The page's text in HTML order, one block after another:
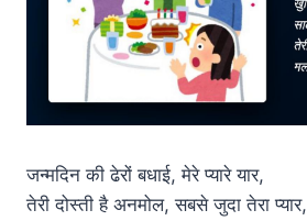
जन्मदिन की ढेरों बधाई, मेरे प्यारे यार,
तेरी दोस्ती है अनमोल, सबसे जुदा तेरा प्यार,